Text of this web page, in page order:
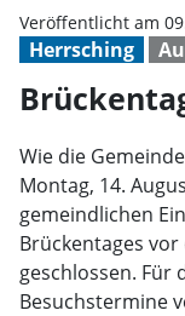
Herrsching
Veröffentlicht am
Wie die
Montag, 14.
gemeindlichen
Brückentages
geschlossen. Für
Besuchstermine